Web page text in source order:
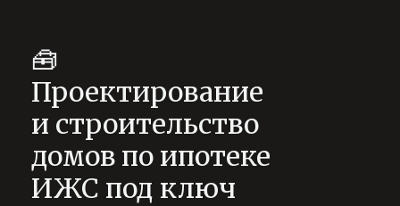
🧰
Проектирование
и строительство
домов по ипотеке
ИЖС под ключ